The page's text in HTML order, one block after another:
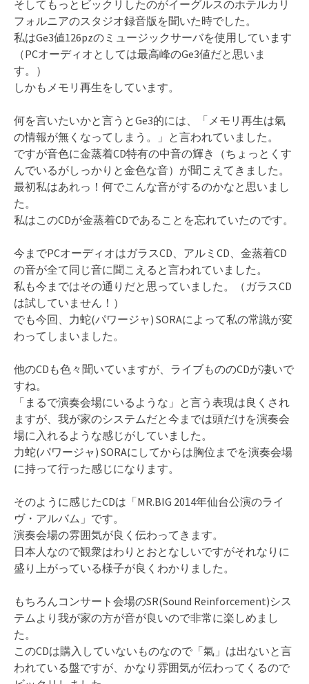
そしてもっとビックリしたのがイーグルスのホテルカリ
フォルニアのスタジオ録音版を聞いた時でした。
私はGe3値126pzのミュージックサーバを使用しています
（PCオーディオとしては最高峰のGe3値だと思いま
す。）
しかもメモリ再生をしています。
何を言いたいかと言うとGe3的には、「メモリ再生は氣
の情報が無くなってしまう。」と言われていました。
ですが音色に金蒸着CD特有の中音の輝き（ちょっとくす
んでいるがしっかりと金色な音）が聞こえてきました。
最初私はあれっ！何でこんな音がするのかなと思いまし
た。
私はこのCDが金蒸着CDであることを忘れていたのです。
今までPCオーディオはガラスCD、アルミCD、金蒸着CD
の音が全て同じ音に聞こえると言われていました。
私も今まではその通りだと思っていました。（ガラスCD
は試していません！）
でも今回、力蛇(パワージャ) SORAによって私の常識が変
わってしまいました。
他のCDも色々聞いていますが、ライブもののCDが凄いで
すね。
「まるで演奏会場にいるような」と言う表現は良くされ
ますが、我が家のシステムだと今までは頭だけを演奏会
場に入れるような感じがしていました。
力蛇(パワージャ) SORAにしてからは胸位までを演奏会場
に持って行った感じになります。
そのように感じたCDは「MR.BIG 2014年仙台公演のライ
ヴ・アルバム」です。
演奏会場の雰囲気が良く伝わってきます。
日本人なので観衆はわりとおとなしいですがそれなりに
盛り上がっている様子が良くわかりました。
もちろんコンサート会場のSR(Sound Reinforcement)シス
テムより我が家の方が音が良いので非常に楽しめまし
た。
このCDは購入していないものなので「氣」は出ないと言
われている盤ですが、かなり雰囲気が伝わってくるので